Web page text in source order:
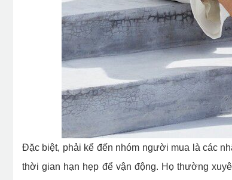
Đặc biệt, phải kể đến nhóm người mua là các
thời gian hạn hẹp để vận động. Họ thường